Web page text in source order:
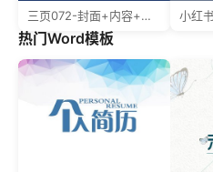
三页072-封面+内容+自荐信
热门Word模板